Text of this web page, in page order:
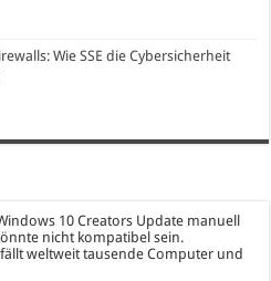
Wie SSE die Cybersicherheit
10 Creators Update manuell
nicht kompatibel sein.
weltweit tausende Computer und